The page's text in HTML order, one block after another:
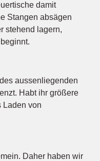
damit
Stangen absägen
stehend lagern,
aussenliegenden
Habt ihr größere
Laden von
Daher haben wir